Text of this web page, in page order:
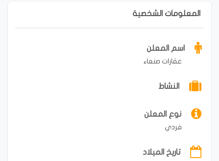
المعلومات الشخصية
اسم المعلن
عقارات صنعاء
النشاط
نوع المعلن
فردي
تاريخ الميلاد